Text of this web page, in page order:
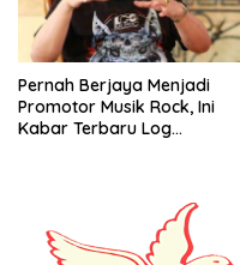
Pernah Berjaya Menjadi
Promotor Musik Rock, Ini
Kabar Terbaru Log